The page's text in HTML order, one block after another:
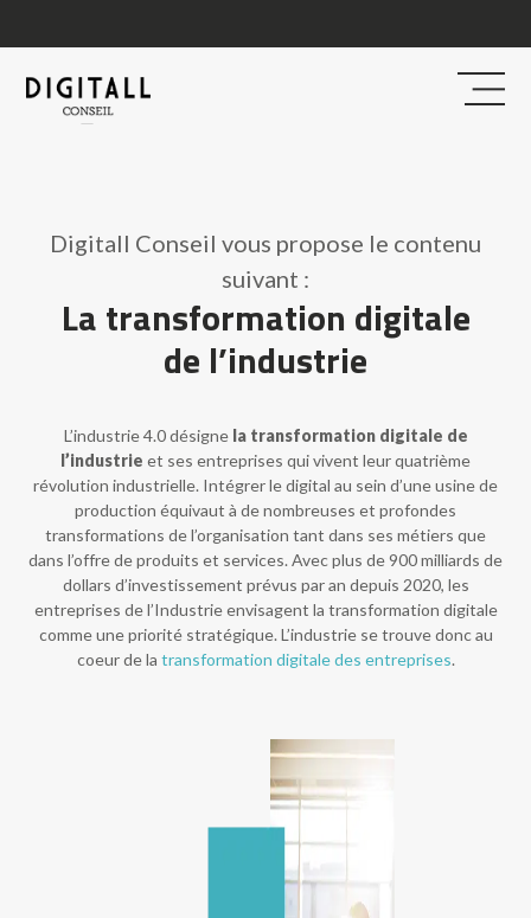
Digitall Conseil vous propose le contenu
suivant :
La transformation digitale
de l’industrie
L’industrie 4.0 désigne la transformation digitale de
l’industrie et ses entreprises qui vivent leur quatrième
révolution industrielle. Intégrer le digital au sein d’une usine de
production équivaut à de nombreuses et profondes
transformations de l’organisation tant dans ses métiers que
dans l’offre de produits et services. Avec plus de 900 milliards de
dollars d’investissement prévus par an depuis 2020, les
entreprises de l’Industrie envisagent la transformation digitale
comme une priorité stratégique. L’industrie se trouve donc au
coeur de la transformation digitale des entreprises.